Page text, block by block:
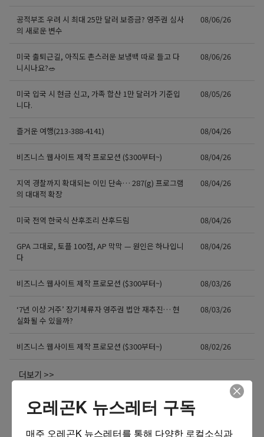
공적부조 우려 시 최대 25만 달러 보증금? 영주권 심사
의 새로운 변수
08/06/26
미국 출퇴근길, 아직도 촌스러운 보냉백 따로 들고 다
니시나요?🥗
08/06/26
미국 입국 시 현금 신고, 가족 합산 1만 달러가 기준입
니다.
08/05/26
즐거운 여행(213-388-4141) 08/04/26
비즈니스 웹사이트 제작 프로모션 ($300부터~) 08/04/26
지역 경찰까지 확대되는 이민 단속… 287(g) 프로그램
의 대대적 확장
08/04/26
미국 전역 한국식 산후조리 산후드림 08/04/26
GPA 그대로, 토플 100점, AP 막막 — 원인은 하나입니
다
08/04/26
비즈니스 웹사이트 제작 프로모션 ($300부터~) 08/03/26
‘7년 이상 거주’ 장기체류자 영주권 법안 재추진… 현
실화될 수 있을까?
08/03/26
비즈니스 웹사이트 제작 프로모션 ($300부터~) 08/02/26
더보기 >>
오레곤K 뉴스레터 구독
매주 오레곤K 뉴스레터를 통해 다양한 로컬소식과